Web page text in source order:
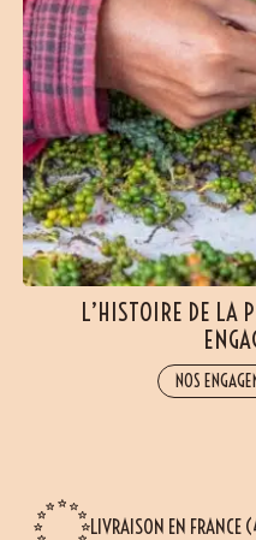
L’HISTOIRE DE LA
NOS
LIVRAISON EN FRANCE